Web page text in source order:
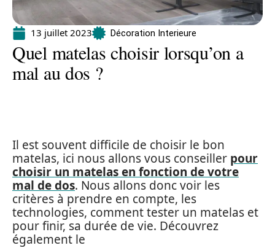
13 juillet 2023 Décoration Interieure
Quel matelas choisir lorsqu’on a
mal au dos ?
Il est souvent difficile de choisir le bon
matelas, ici nous allons vous conseiller pour
choisir un matelas en fonction de votre
mal de dos. Nous allons donc voir les
critères à prendre en compte, les
technologies, comment tester un matelas et
pour finir, sa durée de vie. Découvrez
également le